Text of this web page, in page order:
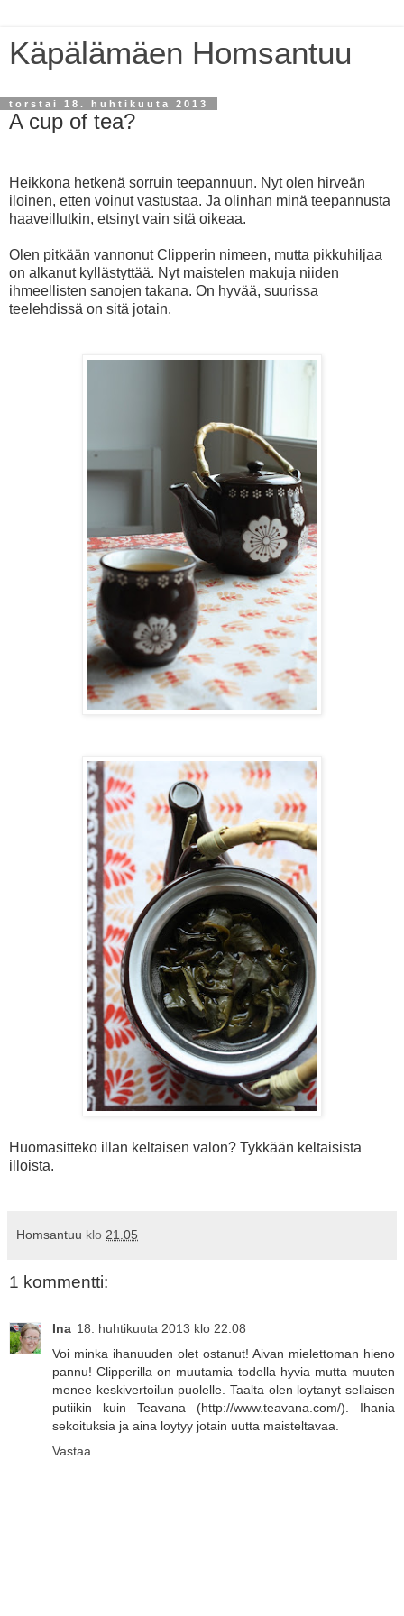
Käpälämäen Homsantuu
torstai 18. huhtikuuta 2013
A cup of tea?
Heikkona hetkenä sorruin teepannuun. Nyt olen hirveän
iloinen, etten voinut vastustaa. Ja olinhan minä teepannusta
haaveillutkin, etsinyt vain sitä oikeaa.
Olen pitkään vannonut Clipperin nimeen, mutta pikkuhiljaa
on alkanut kyllästyttää. Nyt maistelen makuja niiden
ihmeellisten sanojen takana. On hyvää, suurissa
teelehdissä on sitä jotain.
Huomasitteko illan keltaisen valon? Tykkään keltaisista
illoista.
Homsantuu klo 21.05
1 kommentti:
Ina 18. huhtikuuta 2013 klo 22.08
Voi minka ihanuuden olet ostanut! Aivan mielettoman hieno
pannu! Clipperilla on muutamia todella hyvia mutta muuten
menee keskivertoilun puolelle. Taalta olen loytanyt sellaisen
putiikin kuin Teavana (http://www.teavana.com/). Ihania
sekoituksia ja aina loytyy jotain uutta maisteltavaa.
Vastaa